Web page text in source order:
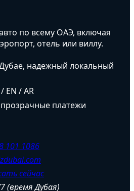
по всему ОАЭ, включая
отель или виллу.
надежный локальный
EN / AR
платежи
101 1086
сейчас
(время Дубая)